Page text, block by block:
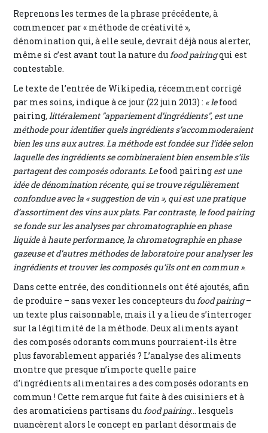
Reprenons les termes de la phrase précédente, à
commencer par « méthode de créativité »,
dénomination qui, à elle seule, devrait déjà nous alerter,
même si c’est avant tout la nature dufood pairingqui est
contestable.
Le texte de l’entrée de Wikipedia, récemment corrigé
par mes soins, indique à ce jour (22 juin 2013) : « lefood
pairing, littéralement "appariement d’ingrédients", est une
méthode pour identifier quels ingrédients s’accommoderaient
bien les uns aux autres. La méthode est fondée sur l’idée selon
laquelle des ingrédients se combineraient bien ensemble s’ils
partagent des composés odorants. Lefood pairing est une
idée de dénomination récente, qui se trouve régulièrement
confondue avec la « suggestion de vin », qui est une pratique
d’assortiment des vins aux plats. Par contraste, lefood pairing
se fonde sur les analyses par chromatographie en phase
liquide à haute performance, la chromatographie en phase
gazeuse et d’autres méthodes de laboratoire pour analyser les
ingrédients et trouver les composés qu’ils ont en commun ».
Dans cette entrée, des conditionnels ont été ajoutés, afin
de produire – sans vexer les concepteurs dufood pairing–
un texte plus raisonnable, mais il y a lieu de s’interroger
sur la légitimité de la méthode. Deux aliments ayant
des composés odorants communs pourraient-ils être
plus favorablement appariés ? L’analyse des aliments
montre que presque n’importe quelle paire
d’ingrédients alimentaires a des composés odorants en
commun ! Cette remarque fut faite à des cuisiniers et à
des aromaticiens partisans dufood pairing... lesquels
nuancèrent alors le concept en parlant désormais de